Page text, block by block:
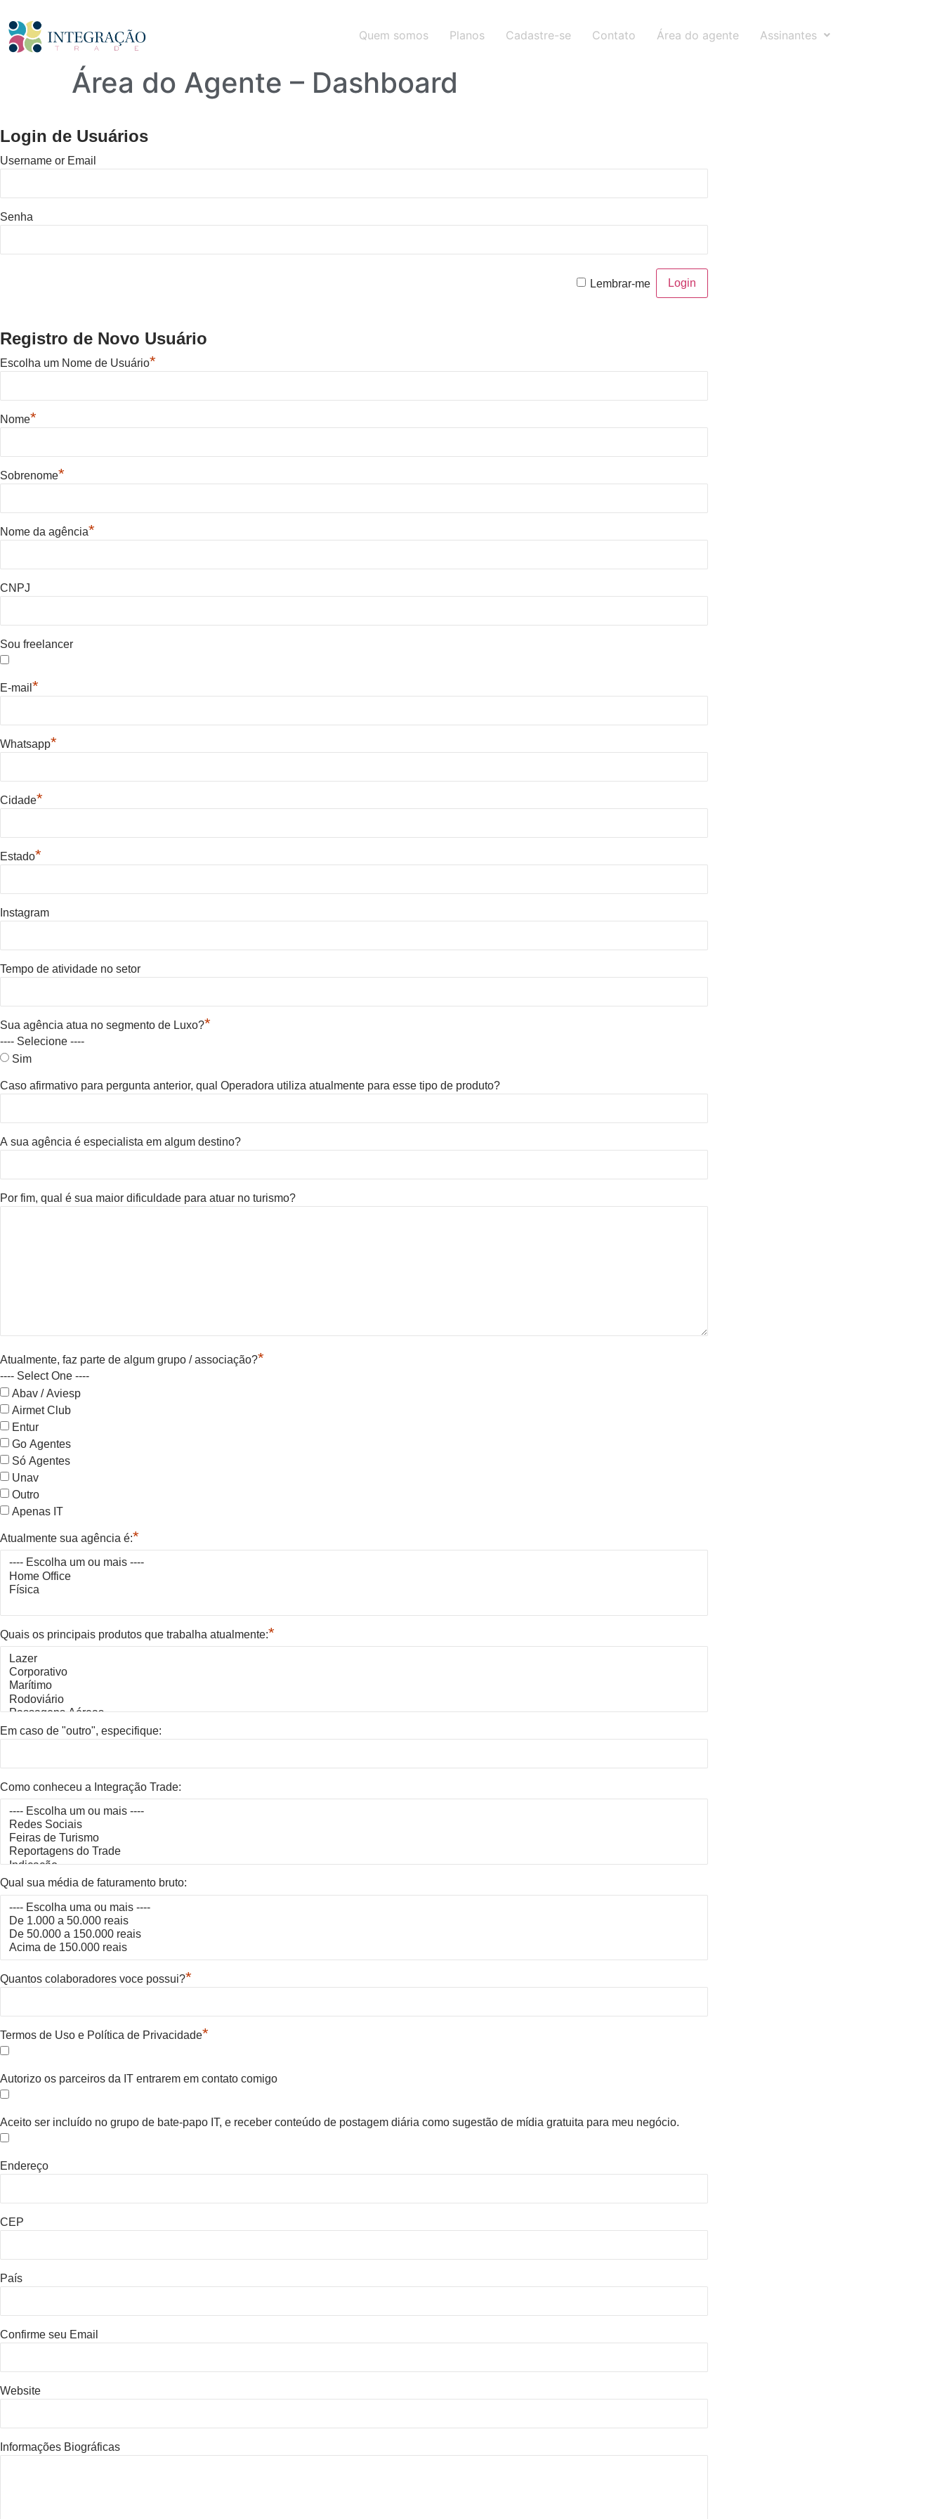
Quem somos Planos Cadastre-se Contato Área do agente Assinantes
Área do Agente – Dashboard
Login de Usuários
Username or Email
Senha
Lembrar-me
Registro de Novo Usuário
Escolha um Nome de Usuário*
Nome*
Sobrenome*
Nome da agência*
CNPJ
Sou freelancer
E-mail *
Whatsapp*
Cidade*
Estado*
Instagram
Tempo de atividade no setor
Sua agência atua no segmento de Luxo?*
---- Selecione ----
Sim
Caso afirmativo para pergunta anterior, qual Operadora utiliza atualmente para esse tipo de produto?
A sua agência é especialista em algum destino?
Por fim, qual é sua maior dificuldade para atuar no turismo?
Atualmente, faz parte de algum grupo / associação?*
---- Select One ----
Abav / Aviesp
Airmet Club
Entur
Go Agentes
Só Agentes
Unav
Outro
Apenas IT
Atualmente sua agência é:*
Quais os principais produtos que trabalha atualmente:*
Em caso de "outro", especifique:
Como conheceu a Integração Trade:
Qual sua média de faturamento bruto:
Quantos colaboradores voce possui?*
Termos de Uso e Política de Privacidade*
Autorizo os parceiros da IT entrarem em contato comigo
Aceito ser incluído no grupo de bate-papo IT, e receber conteúdo de postagem diária como sugestão de mídia gratuita para meu negócio.
Endereço
CEP
País
Confirme seu Email
Website
Informações Biográficas